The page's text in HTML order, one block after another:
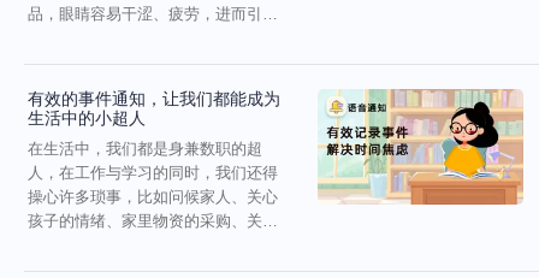
品，眼睛容易干涩、疲劳，进而引发
有效的事件通知，让我们都能成为
生活中的小超人
在生活中，我们都是身兼数职的超
人，在工作与学习的同时，我们还得
操心许多琐事，比如问候家人、关心
孩子的情绪、家里物资的采购、关键